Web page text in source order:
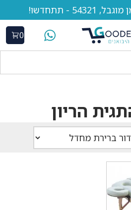
- תתחדשו!
0
הריון